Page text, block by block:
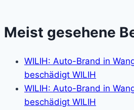
Meist gesehene
WILIH: Auto-Brand in
beschädigt WILIH
WILIH: Auto-Brand in
beschädigt WILIH